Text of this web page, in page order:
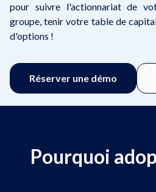
pour suivre l'actionnariat de
groupe, tenir votre table de
d'options !
Réserver une démo
Pourquoi